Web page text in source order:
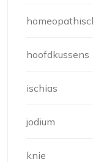
hoofdkussens
ischias
jodium
knie